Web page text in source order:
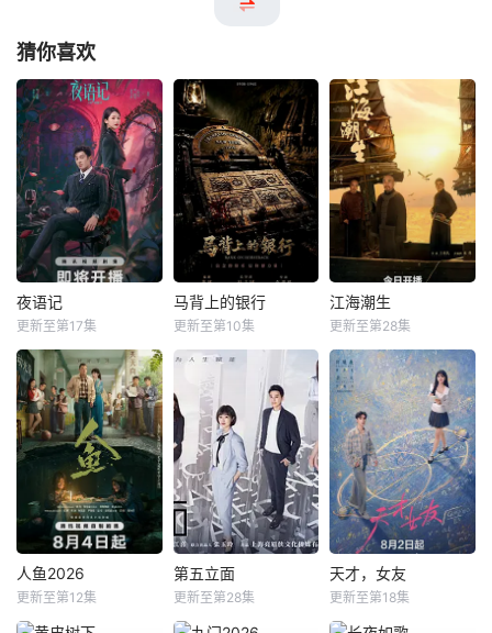
猜你喜欢
夜语记
更新至第17集
马背上的银行
更新至第10集
江海潮生
更新至第28集
人鱼2026
更新至第12集
第五立面
更新至第28集
天才，女友
更新至第18集